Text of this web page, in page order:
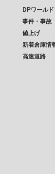
DPワールド
事件・事故
値上げ
新着倉庫情
高速道路